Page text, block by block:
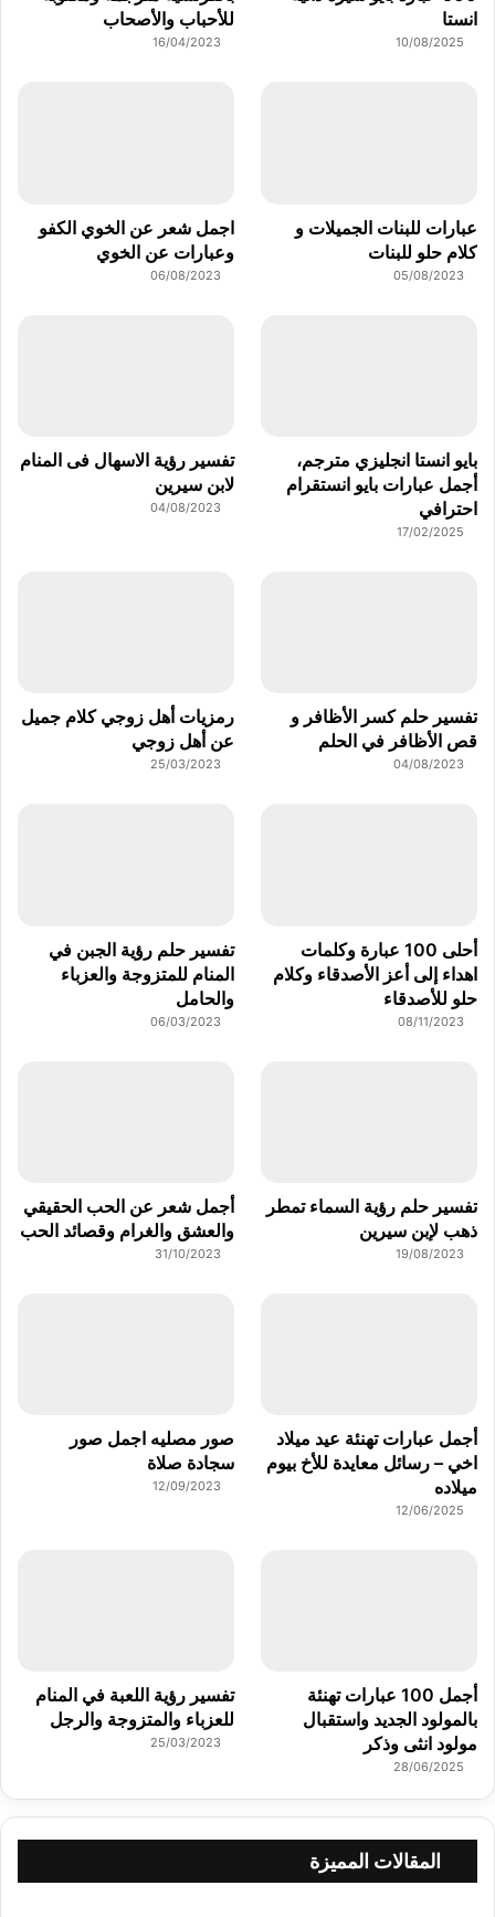
انستا
10/08/2025
للأحباب والأصحاب
16/04/2023
عبارات للبنات الجميلات و
كلام حلو للبنات
05/08/2023
اجمل شعر عن الخوي الكفو
وعبارات عن الخوي
06/08/2023
بايو انستا انجليزي مترجم،
أجمل عبارات بايو انستقرام
احترافي
17/02/2025
تفسير رؤية الاسهال فى المنام
لابن سيرين
04/08/2023
تفسير حلم كسر الأظافر و
قص الأظافر في الحلم
04/08/2023
رمزيات أهل زوجي كلام جميل
عن أهل زوجي
25/03/2023
أحلى 100 عبارة وكلمات
اهداء إلى أعز الأصدقاء وكلام
حلو للأصدقاء
08/11/2023
تفسير حلم رؤية الجبن في
المنام للمتزوجة والعزباء
والحامل
06/03/2023
تفسير حلم رؤية السماء تمطر
ذهب لإبن سيرين
19/08/2023
أجمل شعر عن الحب الحقيقي
والعشق والغرام وقصائد الحب
31/10/2023
أجمل عبارات تهنئة عيد ميلاد
اخي – رسائل معايدة للأخ بيوم
ميلاده
12/06/2025
صور مصليه اجمل صور
سجادة صلاة
12/09/2023
أجمل 100 عبارات تهنئة
بالمولود الجديد واستقبال
مولود انثى وذكر
28/06/2025
تفسير رؤية اللعبة في المنام
للعزباء والمتزوجة والرجل
25/03/2023
المقالات المميزة